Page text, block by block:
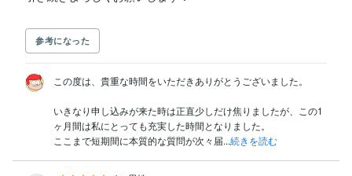
い。
参考になった
この度は、貴重な時間をいただきありがとうございました。
いきなり申し込みが来た時は正直少しだけ焦りましたが、この1
ヶ月間は私にとっても充実した時間となりました。
ここまで短期間に本質的な質問が次々届...続きを読む